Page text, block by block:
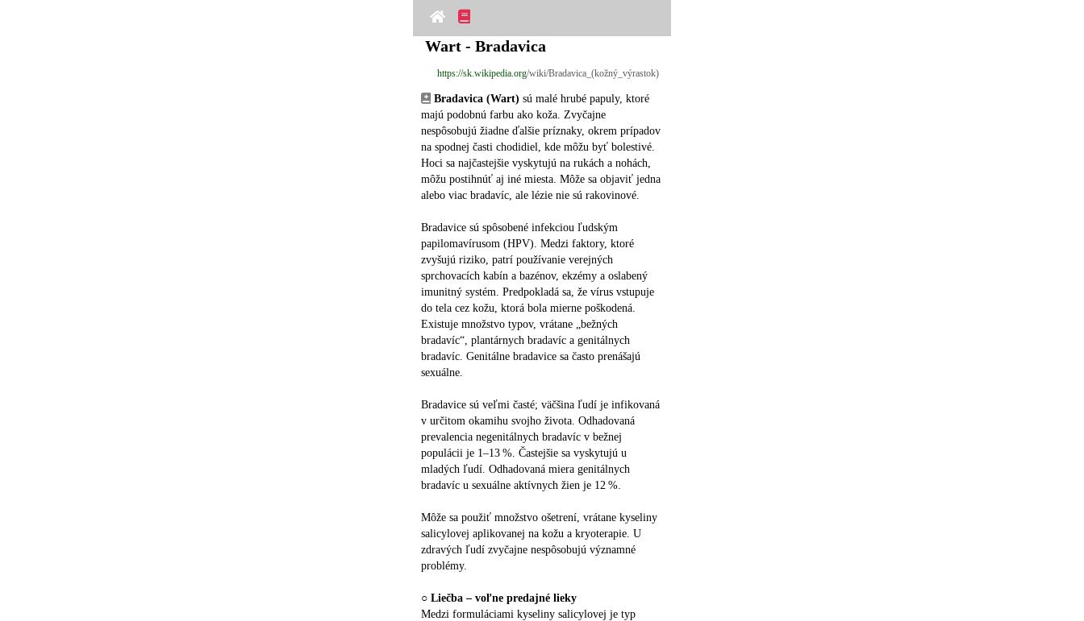
Wart - Bradavica
https://sk.wikipedia.org/wiki/Bradavica_(kožný_výrastok)
Bradavica (Wart) sú malé hrubé papuly, ktoré
majú podobnú farbu ako koža. Zvyčajne
nespôsobujú žiadne ďalšie príznaky, okrem prípadov
na spodnej časti chodidiel, kde môžu byť bolestivé.
Hoci sa najčastejšie vyskytujú na rukách a nohách,
môžu postihnúť aj iné miesta. Môže sa objaviť jedna
alebo viac bradavíc, ale lézie nie sú rakovinové.
Bradavice sú spôsobené infekciou ľudským
papilomavírusom (HPV). Medzi faktory, ktoré
zvyšujú riziko, patrí používanie verejných
sprchovacích kabín a bazénov, ekzémy a oslabený
imunitný systém. Predpokladá sa, že vírus vstupuje
do tela cez kožu, ktorá bola mierne poškodená.
Existuje množstvo typov, vrátane „bežných
bradavíc“, plantárnych bradavíc a genitálnych
bradavíc. Genitálne bradavice sa často prenášajú
sexuálne.
Bradavice sú veľmi časté; väčšina ľudí je infikovaná
v určitom okamihu svojho života. Odhadovaná
prevalencia negenitálnych bradavíc v bežnej
populácii je 1–13 %. Častejšie sa vyskytujú u
mladých ľudí. Odhadovaná miera genitálnych
bradavíc u sexuálne aktívnych žien je 12 %.
Môže sa použiť množstvo ošetrení, vrátane kyseliny
salicylovej aplikovanej na kožu a kryoterapie. U
zdravých ľudí zvyčajne nespôsobujú významné
problémy.
○ Liečba – voľne predajné lieky
Medzi formuláciami kyseliny salicylovej je typ